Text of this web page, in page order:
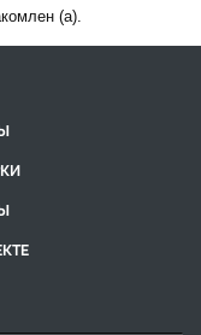
(а).